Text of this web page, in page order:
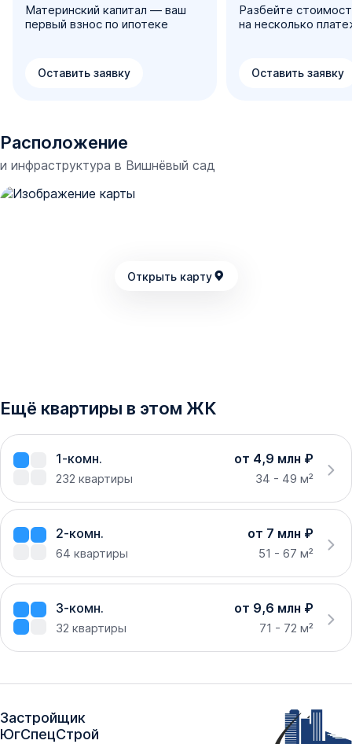
Материнский капитал — ваш
первый взнос по ипотеке
Оставить заявку
Разбейте
на несколько
Оставить заявку
Расположение
и инфраструктура в Вишнёвый сад
Открыть карту
Ещё квартиры в этом ЖК
1-комн. от 4,9 млн ₽
232 квартиры 34 - 49 м²
2-комн. от 7 млн ₽
64 квартиры 51 - 67 м²
3-комн. от 9,6 млн ₽
32 квартиры 71 - 72 м²
Застройщик
ЮгСпецСтрой